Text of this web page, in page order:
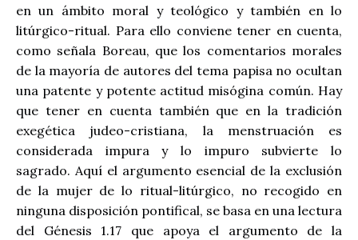
en un ámbito moral y teológico y también en lo
litúrgico-ritual. Para ello conviene tener en cuenta,
como señala Boreau, que los comentarios morales
de la mayoría de autores del tema papisa no ocultan
una patente y potente actitud misógina común. Hay
que tener en cuenta también que en la tradición
exegética judeo-cristiana, la menstruación es
considerada impura y lo impuro subvierte lo
sagrado. Aquí el argumento esencial de la exclusión
de la mujer de lo ritual-litúrgico, no recogido en
ninguna disposición pontifical, se basa en una lectura
del Génesis 1.17 que apoya el argumento de la